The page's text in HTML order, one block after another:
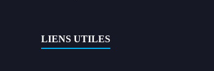
LIENS UTILES